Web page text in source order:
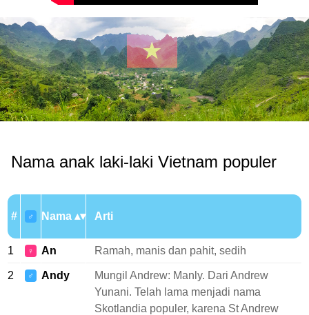
Nama anak laki-laki Vietnam populer
# ♂ Nama Arti
1 ♀ An Ramah, manis dan pahit, sedih
2 ♂ Andy
Mungil Andrew: Manly. Dari Andrew
Yunani. Telah lama menjadi nama
Skotlandia populer, karena St Andrew